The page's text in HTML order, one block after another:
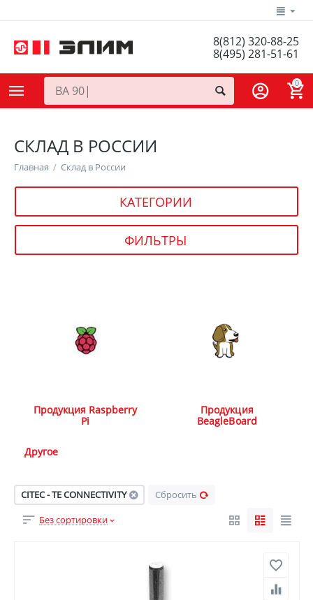
8(812) 320-88-25
8(495) 281-51-61
0
СКЛАД В РОССИИ
Главная / Склад в России
КАТЕГОРИИ
ФИЛЬТРЫ
Продукция Raspberry
Pi
Продукция
BeagleBoard
Другое
CITEC - TE CONNECTIVITY
Сбросить
Без сортировки